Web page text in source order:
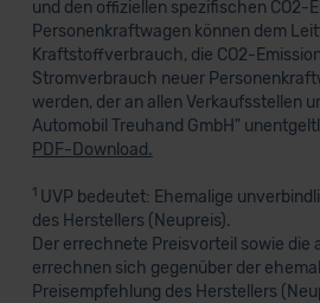
und den offiziellen spezifischen CO2-
Personenkraftwagen können dem
Kraftstoffverbrauch, die CO2-
Stromverbrauch neuer
werden, der an allen Verkaufsstellen
Automobil Treuhand GmbH"
PDF-Download.
1UVP bedeutet: Ehemalige
des Herstellers (Neupreis).
Der errechnete Preisvorteil sowie die
errechnen sich gegenüber der
Preisempfehlung des Herstellers